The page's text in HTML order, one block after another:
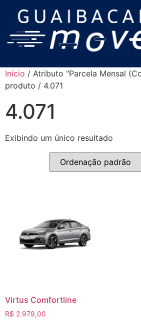
Início / Atributo "Parcela Mensal
produto / 4.071
4.071
Exibindo um único resultado
Virtus Comfortline
R$ 2.979,00